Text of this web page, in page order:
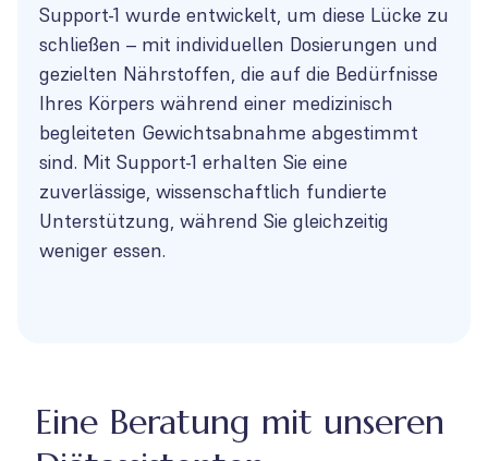
Support-1 wurde entwickelt, um diese Lücke zu
schließen – mit individuellen Dosierungen und
gezielten Nährstoffen, die auf die Bedürfnisse
Ihres Körpers während einer medizinisch
begleiteten Gewichtsabnahme abgestimmt
sind. Mit Support-1 erhalten Sie eine
zuverlässige, wissenschaftlich fundierte
Unterstützung, während Sie gleichzeitig
weniger essen.
Eine Beratung mit unseren